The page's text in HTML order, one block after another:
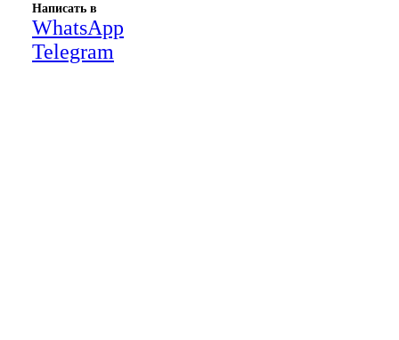
Написать в
WhatsApp
Telegram